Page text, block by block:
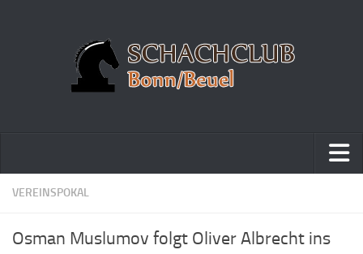
Home
Vereinsmeisterschaft
VEREINSPOKAL
Osman Muslumov folgt Oliver Albrecht ins